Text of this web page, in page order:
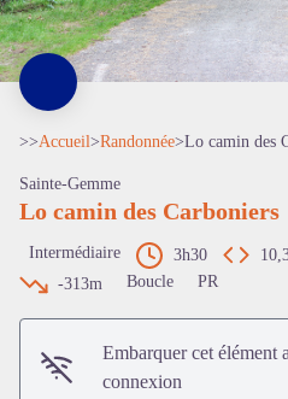
>>Accueil>Randonnée>Lo camin des
Sainte-Gemme
Lo camin des Carboniers
Intermédiaire 3h30
-313m
Boucle PR
Embarquer cet élément
connexion